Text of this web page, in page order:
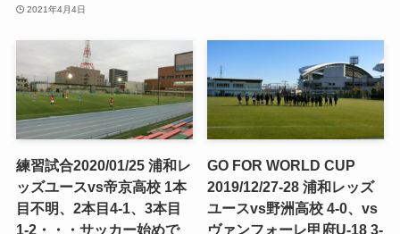
2021年4月4日
練習試合2020/01/25 浦和レ
ッズユースvs帝京高校 1本
目不明、2本目4-1、3本目
1-2・・・サッカー始めで
GO FOR WORLD CUP
2019/12/27-28 浦和レッズ
ユースvs野洲高校 4-0、vs
ヴァンフォーレ甲府U-18 3-